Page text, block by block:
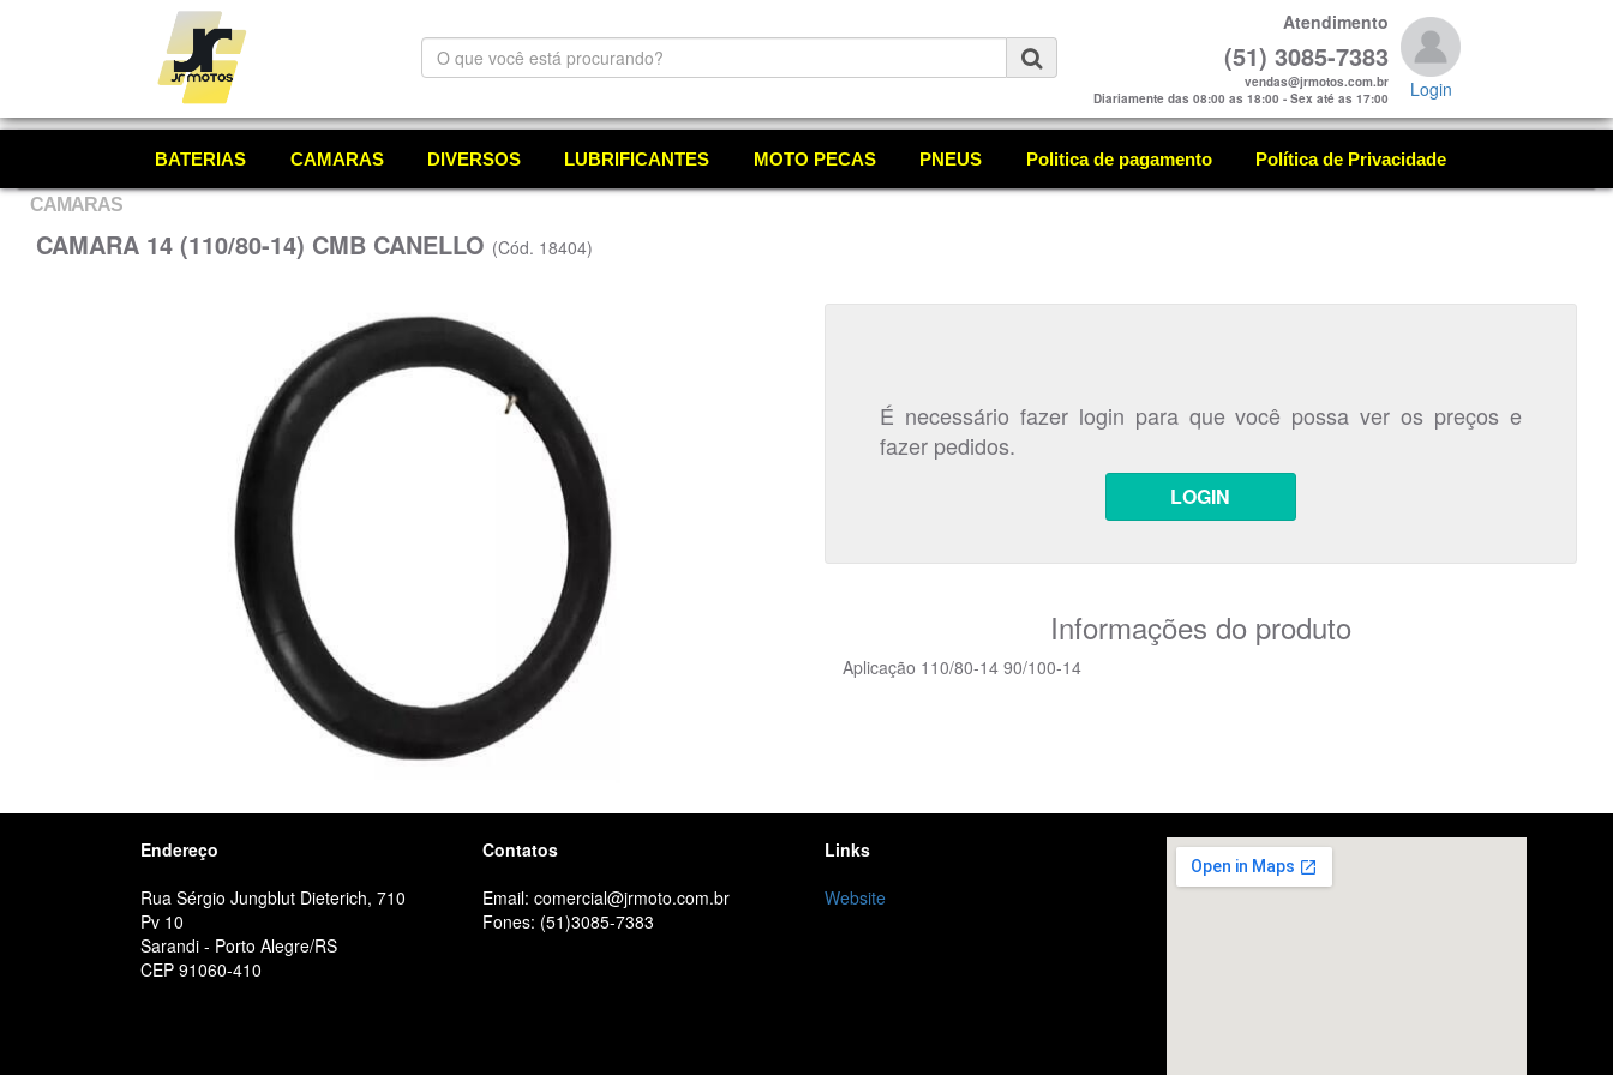
O
que
está
Atendimento
(51) 3085-7383
vendas@jrmotos.com.br
Diariamente das 08:00 as 18:00 - Sex até as 17:00
Login
BATERIAS CAMARAS DIVERSOS LUBRIFICANTES MOTO PECAS PNEUS Politica de pagamento Política de Privacidade
CAMARAS
CAMARA 14 (110/80-14) CMB CANELLO (Cód. 18404)
É necessário fazer login para que você possa ver os preços e
fazer pedidos.
LOGIN
Informações do produto
Aplicação 110/80-14 90/100-14
Endereço
Rua Sérgio Jungblut Dieterich, 710
Pv 10
Sarandi - Porto Alegre/RS
CEP 91060-410
Contatos
Email: comercial@jrmoto.com.br
Fones: (51)3085-7383
Links
Website